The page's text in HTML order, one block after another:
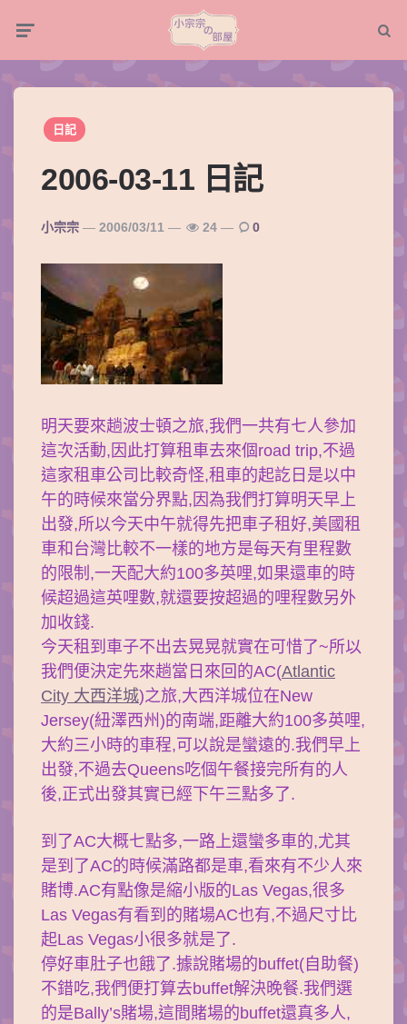
日記
2006-03-11 日記
Posted
小宗宗 2006/03/11 24 0
明天要來趟波士頓之旅,我們一共有七人參加
這次活動,因此打算租車去來個road trip,不過
這家租車公司比較奇怪,租車的起訖日是以中
午的時候來當分界點,因為我們打算明天早上
出發,所以今天中午就得先把車子租好,美國租
車和台灣比較不一樣的地方是每天有里程數
的限制,一天配大約100多英哩,如果還車的時
候超過這英哩數,就還要按超過的哩程數另外
加收錢.
今天租到車子不出去晃晃就實在可惜了~所以
我們便決定先來趟當日來回的AC(Atlantic
City 大西洋城)之旅,大西洋城位在New
Jersey(紐澤西州)的南端,距離大約100多英哩,
大約三小時的車程,可以說是蠻遠的.我們早上
出發,不過去Queens吃個午餐接完所有的人
後,正式出發其實已經下午三點多了.
到了AC大概七點多,一路上還蠻多車的,尤其
是到了AC的時候滿路都是車,看來有不少人來
賭博.AC有點像是縮小版的Las Vegas,很多
Las Vegas有看到的賭場AC也有,不過尺寸比
起Las Vegas小很多就是了.
停好車肚子也餓了.據說賭場的buffet(自助餐)
不錯吃,我們便打算去buffet解決晚餐.我們選
的是Bally’s賭場,這間賭場的buffet還真多人,